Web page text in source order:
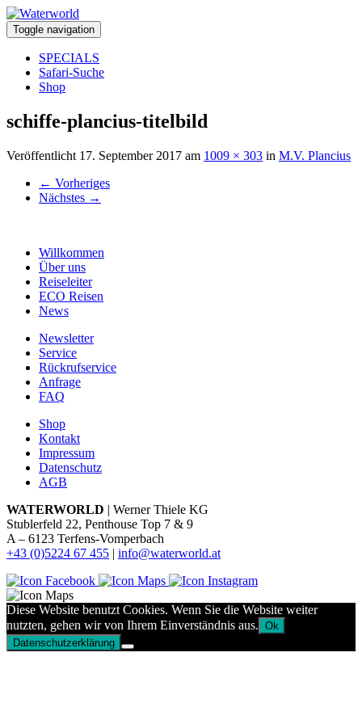
Toggle navigation
SPECIALS
Safari-Suche
Shop
schiffe-plancius-titelbild
Veröffentlicht 17. September 2017 am 1009 × 303 in M.V. Plancius
← Vorheriges
Nächstes →
Willkommen
Über uns
Reiseleiter
ECO Reisen
News
Newsletter
Service
Rückrufservice
Anfrage
FAQ
Shop
Kontakt
Impressum
Datenschutz
AGB
WATERWORLD | Werner Thiele KG
Stublerfeld 22, Penthouse Top 7 & 9
A – 6123 Terfens-Vomperbach
+43 (0)5224 67 455 | info@waterworld.at
Diese Website benutzt Cookies. Wenn Sie die Website weiter
nutzten, gehen wir von Ihrem Einverständnis aus. Ok
Datenschutzerklärung